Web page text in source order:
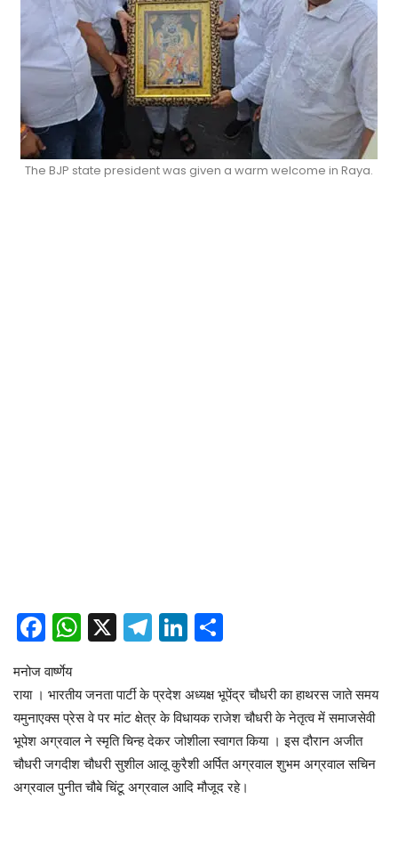
The BJP state president was given a warm welcome in Raya.
Facebook
WhatsApp
X Telegram
LinkedIn
मनोज वार्ष्णेय
राया । भारतीय जनता पार्टी के प्रदेश अध्यक्ष भूपेंद्र चौधरी का हाथरस जाते समय
यमुनाएक्स प्रेस वे पर मांट क्षेत्र के विधायक राजेश चौधरी के नेतृत्व में समाजसेवी
भूपेश अग्रवाल ने स्मृति चिन्ह देकर जोशीला स्वागत किया । इस दौरान अजीत
चौधरी जगदीश चौधरी सुशील आलू कुरैशी अर्पित अग्रवाल शुभम अग्रवाल सचिन
अग्रवाल पुनीत चौबे चिंटू अग्रवाल आदि मौजूद रहे।